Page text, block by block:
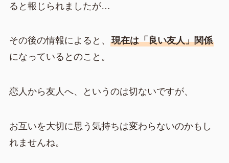
ると報じられましたが…
その後の情報によると、 現在は「良い友人」関係
になっているとのこと。
恋人から友人へ、というのは切ないですが、
お互いを大切に思う気持ちは変わらないのかもし
れませんね。